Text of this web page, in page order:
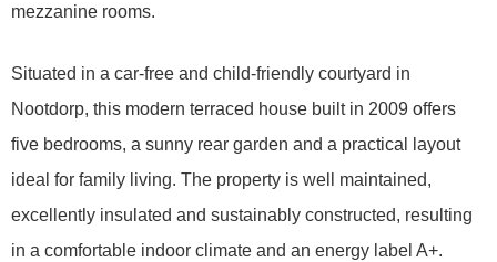
mezzanine rooms.
Situated in a car-free and child-friendly courtyard in
Nootdorp, this modern terraced house built in 2009 offers
five bedrooms, a sunny rear garden and a practical layout
ideal for family living. The property is well maintained,
excellently insulated and sustainably constructed, resulting
in a comfortable indoor climate and an energy label A+.